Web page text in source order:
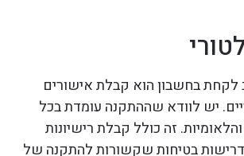
בחשבון הוא קבלת אישורים
יש לוודא שההתקנה עומדת בכל
זה כולל קבלת רישיונות
בטיחות שקשורות להתקנה של